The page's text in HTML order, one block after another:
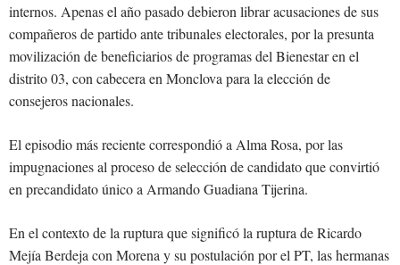
internos. Apenas el año pasado debieron librar acusaciones de sus
compañeros de partido ante tribunales electorales, por la presunta
movilización de beneficiarios de programas del Bienestar en el
distrito 03, con cabecera en Monclova para la elección de
consejeros nacionales.
El episodio más reciente correspondió a Alma Rosa, por las
impugnaciones al proceso de selección de candidato que convirtió
en precandidato único a Armando Guadiana Tijerina.
En el contexto de la ruptura que significó la ruptura de Ricardo
Mejía Berdeja con Morena y su postulación por el PT, las hermanas